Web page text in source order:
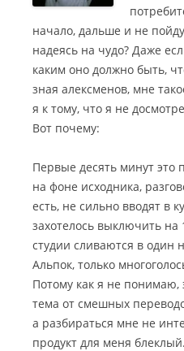
начало, дальше и не
надеясь на чудо? Даже
каким оно должно быть,
зная алексменов, мне
я к тому, что я не
Вот почему:
Первые десять минут это
на фоне исходника,
есть, не сильно вводят в
захотелось выключить
студии сливаются в один
Альпок, только
Потому как я не понимаю,
тема от смешных
а разбираться мне не
продукт для меня